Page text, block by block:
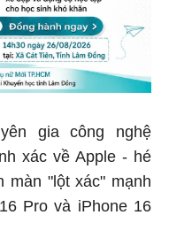
gia công nghệ
xác về Apple - hé
màn "lột xác" mạnh
Pro và iPhone 16